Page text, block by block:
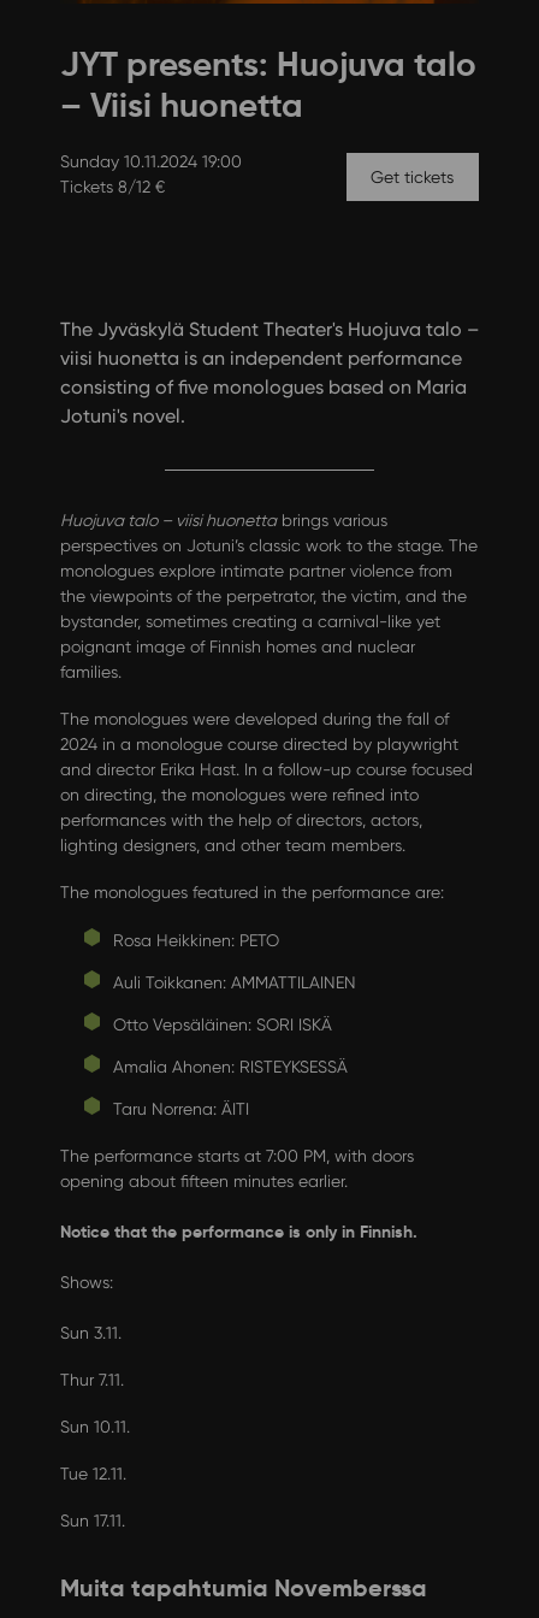
JYT presents: Huojuva talo
– Viisi huonetta
Sunday 10.11.2024 19:00
Tickets 8/12 €
Get tickets
The Jyväskylä Student Theater's Huojuva talo –
viisi huonetta is an independent performance
consisting of five monologues based on Maria
Jotuni's novel.
Huojuva talo – viisi huonettabrings various
perspectives on Jotuni’s classic work to the stage. The
monologues explore intimate partner violence from
the viewpoints of the perpetrator, the victim, and the
bystander, sometimes creating a carnival-like yet
poignant image of Finnish homes and nuclear
families.
The monologues were developed during the fall of
2024 in a monologue course directed by playwright
and director Erika Hast. In a follow-up course focused
on directing, the monologues were refined into
performances with the help of directors, actors,
lighting designers, and other team members.
The monologues featured in the performance are:
Rosa Heikkinen: PETO
Auli Toikkanen: AMMATTILAINEN
Otto Vepsäläinen: SORI ISKÄ
Amalia Ahonen: RISTEYKSESSÄ
Taru Norrena: ÄITI
The performance starts at 7:00 PM, with doors
opening about fifteen minutes earlier.
Notice that the performance is only in Finnish.
Shows:
Sun 3.11.
Thur 7.11.
Sun 10.11.
Tue 12.11.
Sun 17.11.
Muita tapahtumia Novemberssa